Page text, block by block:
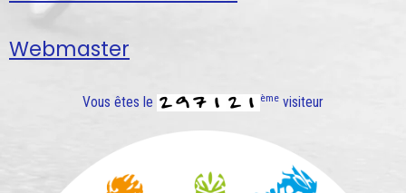
Webmaster
Vous êtes le ème visiteur